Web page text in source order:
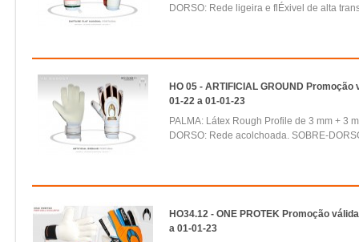
DORSO: Rede ligeira e flÉxivel de alta
HO 05 - ARTIFICIAL GROUND Promoção
01-22 a 01-01-23
PALMA: Látex Rough Profile de 3 mm + 3
DORSO: Rede acolchoada. SOBRE-
HO34.12 - ONE PROTEK Promoção
a 01-01-23